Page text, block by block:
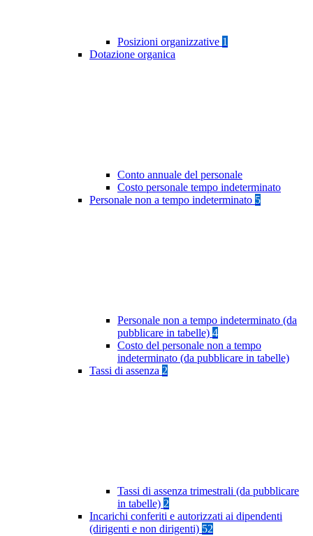
Posizioni organizzative 1
Dotazione organica
Conto annuale del personale
Costo personale tempo indeterminato
Personale non a tempo indeterminato 5
Personale non a tempo indeterminato (da
pubblicare in tabelle) 4
Costo del personale non a tempo
indeterminato (da pubblicare in tabelle)
Tassi di assenza 2
Tassi di assenza trimestrali (da pubblicare
in tabelle) 2
Incarichi conferiti e autorizzati ai dipendenti
(dirigenti e non dirigenti) 52